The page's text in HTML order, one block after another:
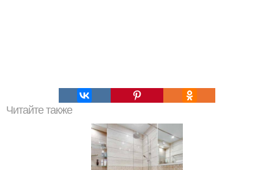
Читайте также